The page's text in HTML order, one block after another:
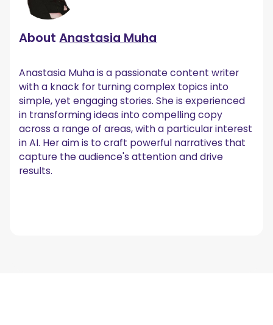
AboutAnastasia Muha
Anastasia Muha is a passionate content writer
with a knack for turning complex topics into
simple, yet engaging stories. She is experienced
in transforming ideas into compelling copy
across a range of areas, with a particular interest
in AI. Her aim is to craft powerful narratives that
capture the audience's attention and drive
results.